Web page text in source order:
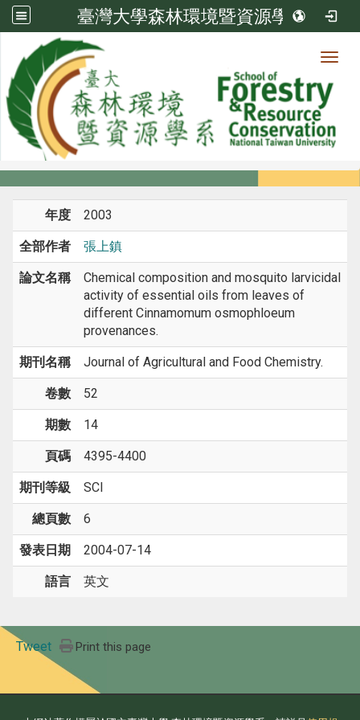
臺灣大學森林環境暨資源學系
系所成員
系所成員
年度 2003
全部作者 張上鎮
論文名稱
Chemical composition and mosquito larvicidal
activity of essential oils from leaves of
different Cinnamomum osmophloeum
provenances.
期刊名稱 Journal of Agricultural and Food Chemistry.
卷數 52
期數 14
頁碼 4395-4400
期刊等級 SCI
總頁數 6
發表日期 2004-07-14
語言 英文
Tweet Print this page